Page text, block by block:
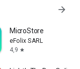
arrow_forward
MicroStore
eFolix SARL
4,9 star